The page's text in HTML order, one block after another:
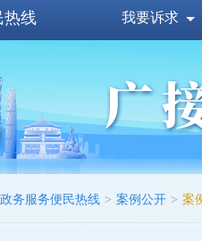
热线 我要诉求
务服务便民热线 > 案例公开 > 案